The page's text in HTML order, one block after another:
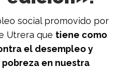
social promovido por
Utrera que tiene como
el desempleo y
en nuestra